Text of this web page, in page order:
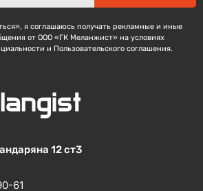
я соглашаюсь получать рекламные и иные
от ООО «ГК Меланжист» на условиях
и Пользовательского соглашения.
12 ст3
61